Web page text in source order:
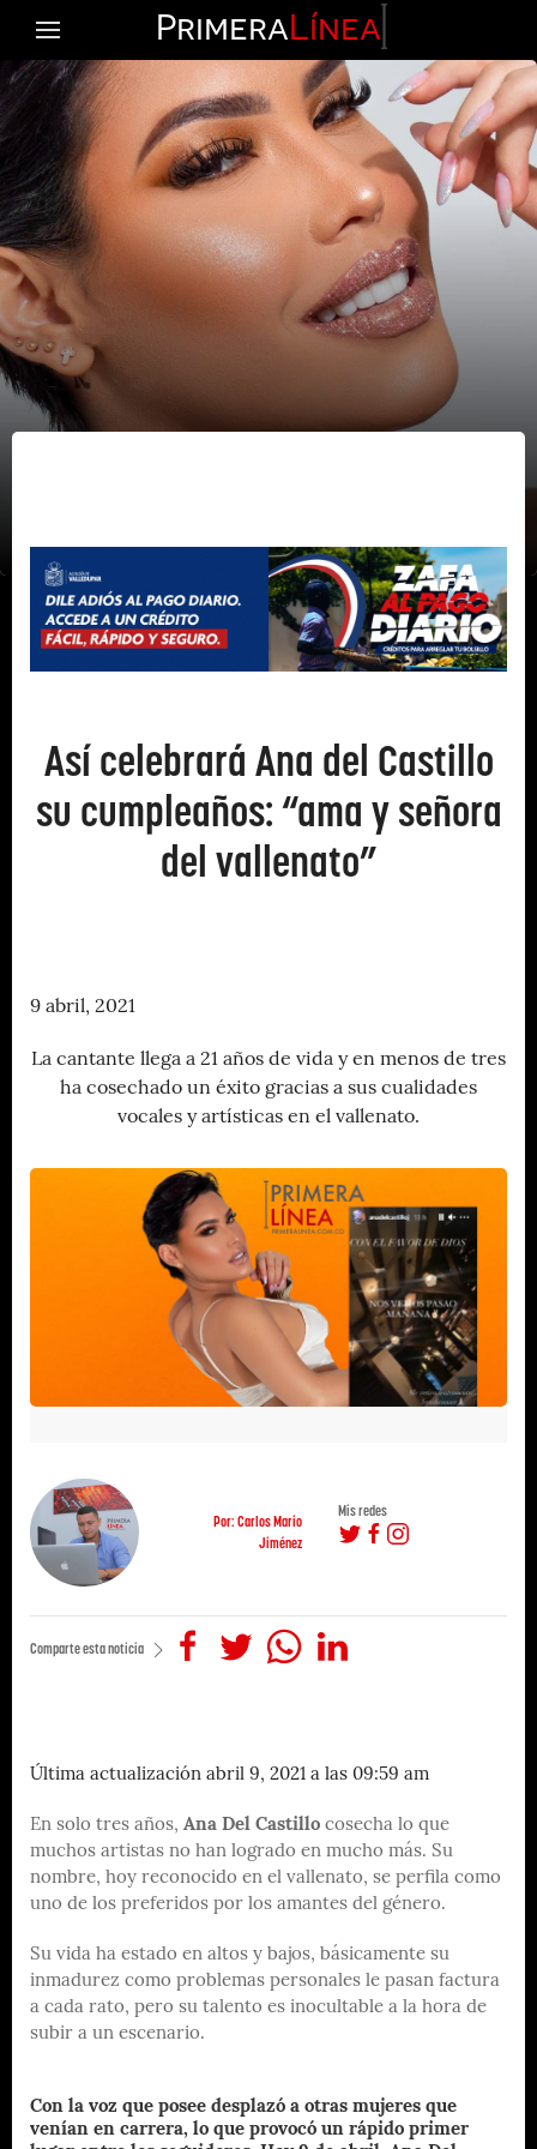
PrimeraLínea
Así celebrará Ana del Castillo
su cumpleaños: “ama y señora
del vallenato”
9 abril, 2021
La cantante llega a 21 años de vida y en menos de tres
ha cosechado un éxito gracias a sus cualidades
vocales y artísticas en el vallenato.
Por: Carlos Mario
Jiménez
Mis redes
Comparte esta noticia
Última actualización abril 9, 2021 a las 09:59 am
En solo tres años, Ana Del Castillo cosecha lo que
muchos artistas no han logrado en mucho más. Su
nombre, hoy reconocido en el vallenato, se perfila como
uno de los preferidos por los amantes del género.
Su vida ha estado en altos y bajos, básicamente su
inmadurez como problemas personales le pasan factura
a cada rato, pero su talento es inocultable a la hora de
subir a un escenario.
Con la voz que posee desplazó a otras mujeres que
venían en carrera, lo que provocó un rápido primer